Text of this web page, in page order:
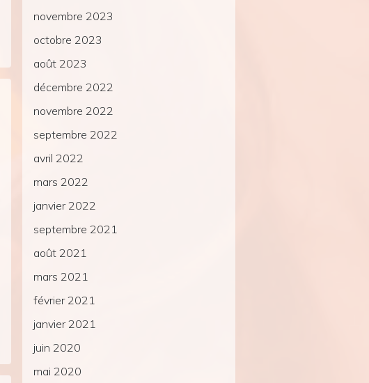
novembre 2023
octobre 2023
août 2023
décembre 2022
novembre 2022
septembre 2022
avril 2022
mars 2022
janvier 2022
septembre 2021
août 2021
mars 2021
février 2021
janvier 2021
juin 2020
mai 2020